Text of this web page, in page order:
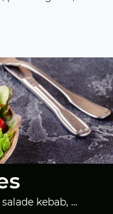
kebab, ...